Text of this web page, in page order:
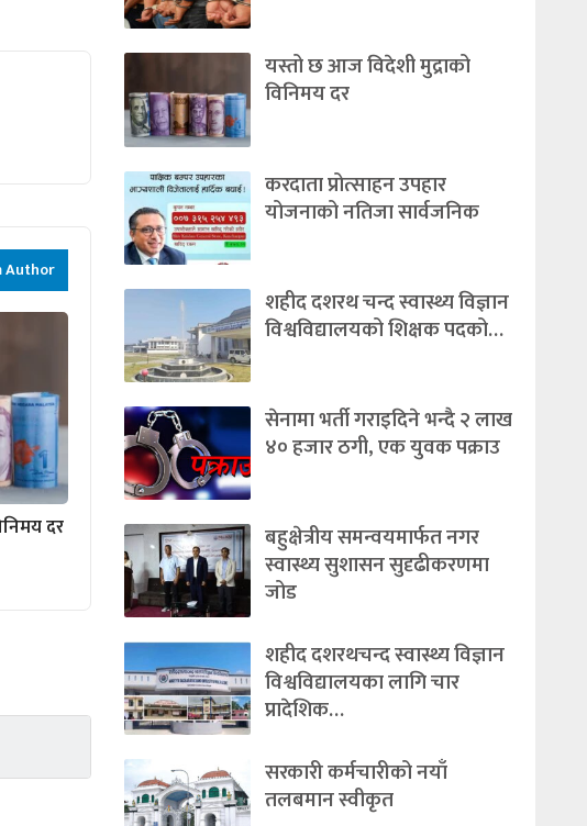
Author
दर
यस्तो छ आज विदेशी मुद्राको
विनिमय दर
करदाता प्रोत्साहन उपहार
योजनाको नतिजा सार्वजनिक
शहीद दशरथ चन्द स्वास्थ्य विज्ञान
विश्वविद्यालयको शिक्षक पदको…
सेनामा भर्ती गराइदिने भन्दै २ लाख
४० हजार ठगी, एक युवक पक्राउ
बहुक्षेत्रीय समन्वयमार्फत नगर
स्वास्थ्य सुशासन सुदृढीकरणमा
जोड
शहीद दशरथचन्द स्वास्थ्य विज्ञान
विश्वविद्यालयका लागि चार
प्रादेशिक…
सरकारी कर्मचारीको नयाँ
तलबमान स्वीकृत